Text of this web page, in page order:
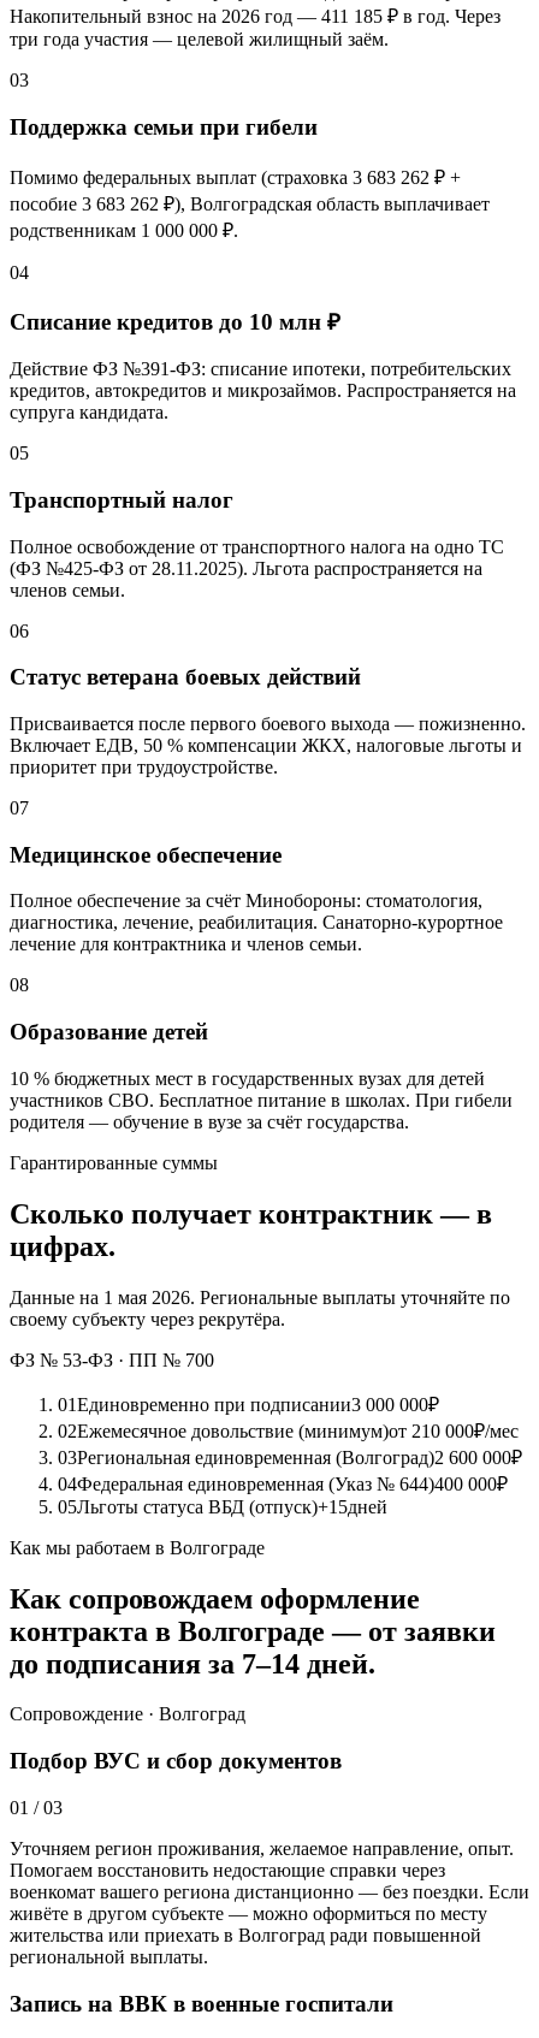
Накопительный взнос на 2026 год — 411 185 ₽ в год. Через
три года участия — целевой жилищный заём.
03
Поддержка семьи при гибели
Помимо федеральных выплат (страховка 3 683 262 ₽ +
пособие 3 683 262 ₽), Волгоградская область выплачивает
родственникам 1 000 000 ₽.
04
Списание кредитов до 10 млн ₽
Действие ФЗ №391-ФЗ: списание ипотеки, потребительских
кредитов, автокредитов и микрозаймов. Распространяется на
супруга кандидата.
05
Транспортный налог
Полное освобождение от транспортного налога на одно ТС
(ФЗ №425-ФЗ от 28.11.2025). Льгота распространяется на
членов семьи.
06
Статус ветерана боевых действий
Присваивается после первого боевого выхода — пожизненно.
Включает ЕДВ, 50 % компенсации ЖКХ, налоговые льготы и
приоритет при трудоустройстве.
07
Медицинское обеспечение
Полное обеспечение за счёт Минобороны: стоматология,
диагностика, лечение, реабилитация. Санаторно-курортное
лечение для контрактника и членов семьи.
08
Образование детей
10 % бюджетных мест в государственных вузах для детей
участников СВО. Бесплатное питание в школах. При гибели
родителя — обучение в вузе за счёт государства.
Гарантированные суммы
Сколько получает контрактник — в
цифрах.
Данные на 1 мая 2026. Региональные выплаты уточняйте по
своему субъекту через рекрутёра.
ФЗ № 53-ФЗ · ПП № 700
01Единовременно при подписании3 000 000₽
02Ежемесячное довольствие (минимум)от 210 000₽/мес
03Региональная единовременная (Волгоград)2 600 000₽
04Федеральная единовременная (Указ № 644)400 000₽
05Льготы статуса ВБД (отпуск)+15дней
Как мы работаем в Волгограде
Как сопровождаем оформление
контракта в Волгограде — от заявки
до подписания за 7–14 дней.
Сопровождение · Волгоград
Подбор ВУС и сбор документов
01 /03
Уточняем регион проживания, желаемое направление, опыт.
Помогаем восстановить недостающие справки через
военкомат вашего региона дистанционно — без поездки. Если
живёте в другом субъекте — можно оформиться по месту
жительства или приехать в Волгоград ради повышенной
региональной выплаты.
Запись на ВВК в военные госпитали